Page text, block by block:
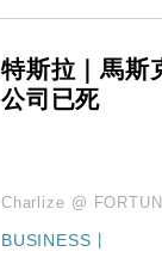
特斯拉｜馬斯
公司已死
Charlize @
BUSINESS